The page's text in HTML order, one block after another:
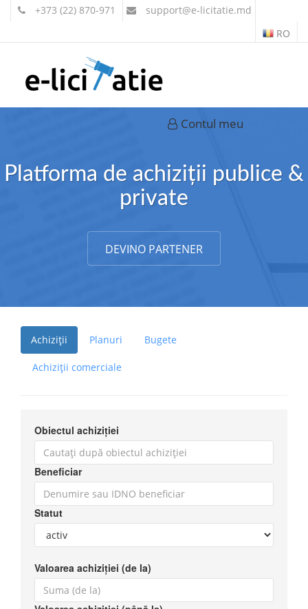
+373 (22) 870-971 support@e-licitatie.md
RO
Contul meu
Platforma de achiziții publice &
private
DEVINO PARTENER
Achiziții Planuri Bugete
Achiziții comerciale
Obiectul achiziției
Beneficiar
Statut
Valoarea achiziției (de la)